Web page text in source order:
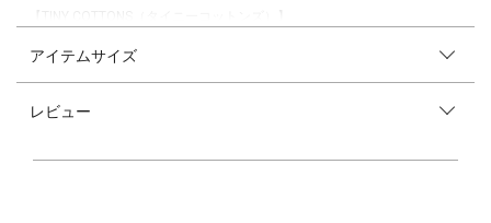
んだBarbara Brunoによって2012年に創設された、スペイン・バルセロナ
ン」と称されるこの素材をTシャツやロンパースをはじめ、多くのアイテ
アイテムサイズ
レビュー